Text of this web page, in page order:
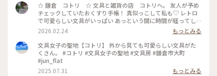
☆ 鎌倉 コトリ ☆ 文具と雑貨の店 コトリへ。 友人が予め
チェックしていたおくすり手帳！ 真似っこして私も♡ レトロ
で可愛らしい文具がいっぱい あっという間に時間が経ってし
まいます。 そして懲りずにまた、小さいファイルを買ってしま
った‥ #文具 #雑貨 #鎌倉 #鎌倉コトリ
2026.02.24
もっとみる
文具女子の聖地【コトリ】 外から見ても可愛らしい文具がた
くさん。 #コトリ #文具女子の聖地 #文具房 #鎌倉市大町
#jun_flat
2025.07.31
もっとみる